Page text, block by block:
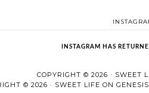
INSTAGRAM HAS
COPYRIGHT © 2026 · SWEET
© 2026 · SWEET LIFE ON